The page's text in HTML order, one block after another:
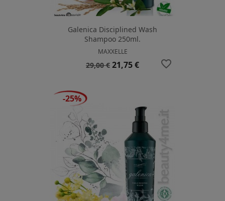
Galenica Disciplined Wash
Shampoo 250ml.
MAXXELLE
Prezzo
29,00 € Prezzo
21,75 € favorite_border
-25%